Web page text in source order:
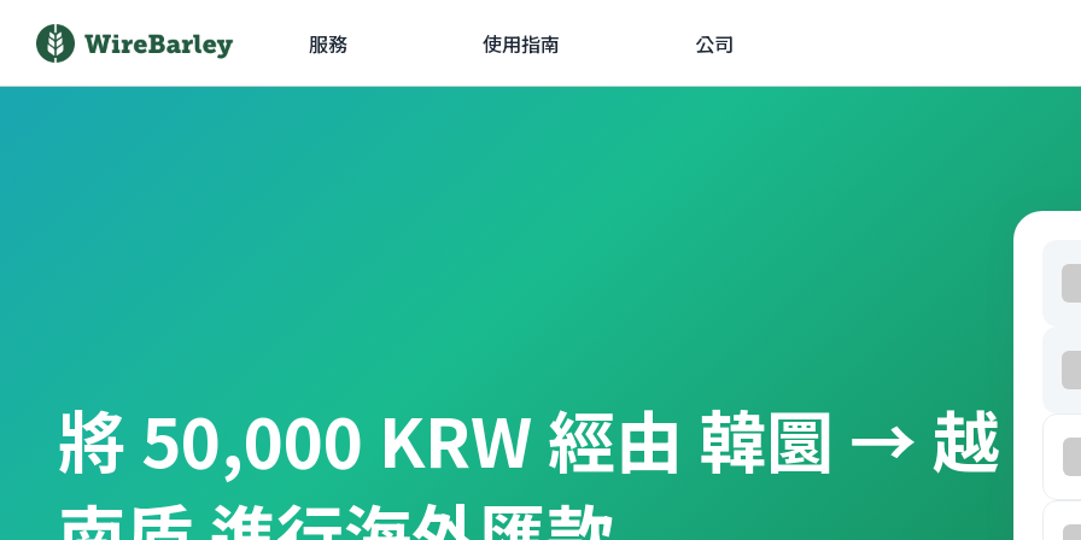
服務 使用指南 公司
將 50,000 KRW 經由 韓圜 → 越